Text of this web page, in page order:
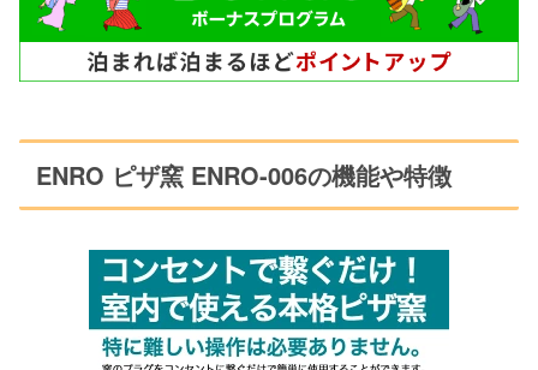
ENRO ピザ窯 ENRO-006の機能や特徴